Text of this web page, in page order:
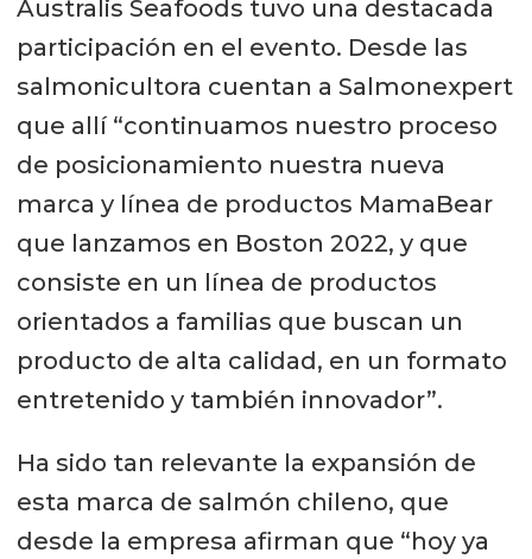
Australis Seafoods tuvo una destacada
participación en el evento. Desde las
salmonicultora cuentan a Salmonexpert
que allí “continuamos nuestro proceso
de posicionamiento nuestra nueva
marca y línea de productos MamaBear
que lanzamos en Boston 2022, y que
consiste en un línea de productos
orientados a familias que buscan un
producto de alta calidad, en un formato
entretenido y también innovador”.
Ha sido tan relevante la expansión de
esta marca de salmón chileno, que
desde la empresa afirman que “hoy ya